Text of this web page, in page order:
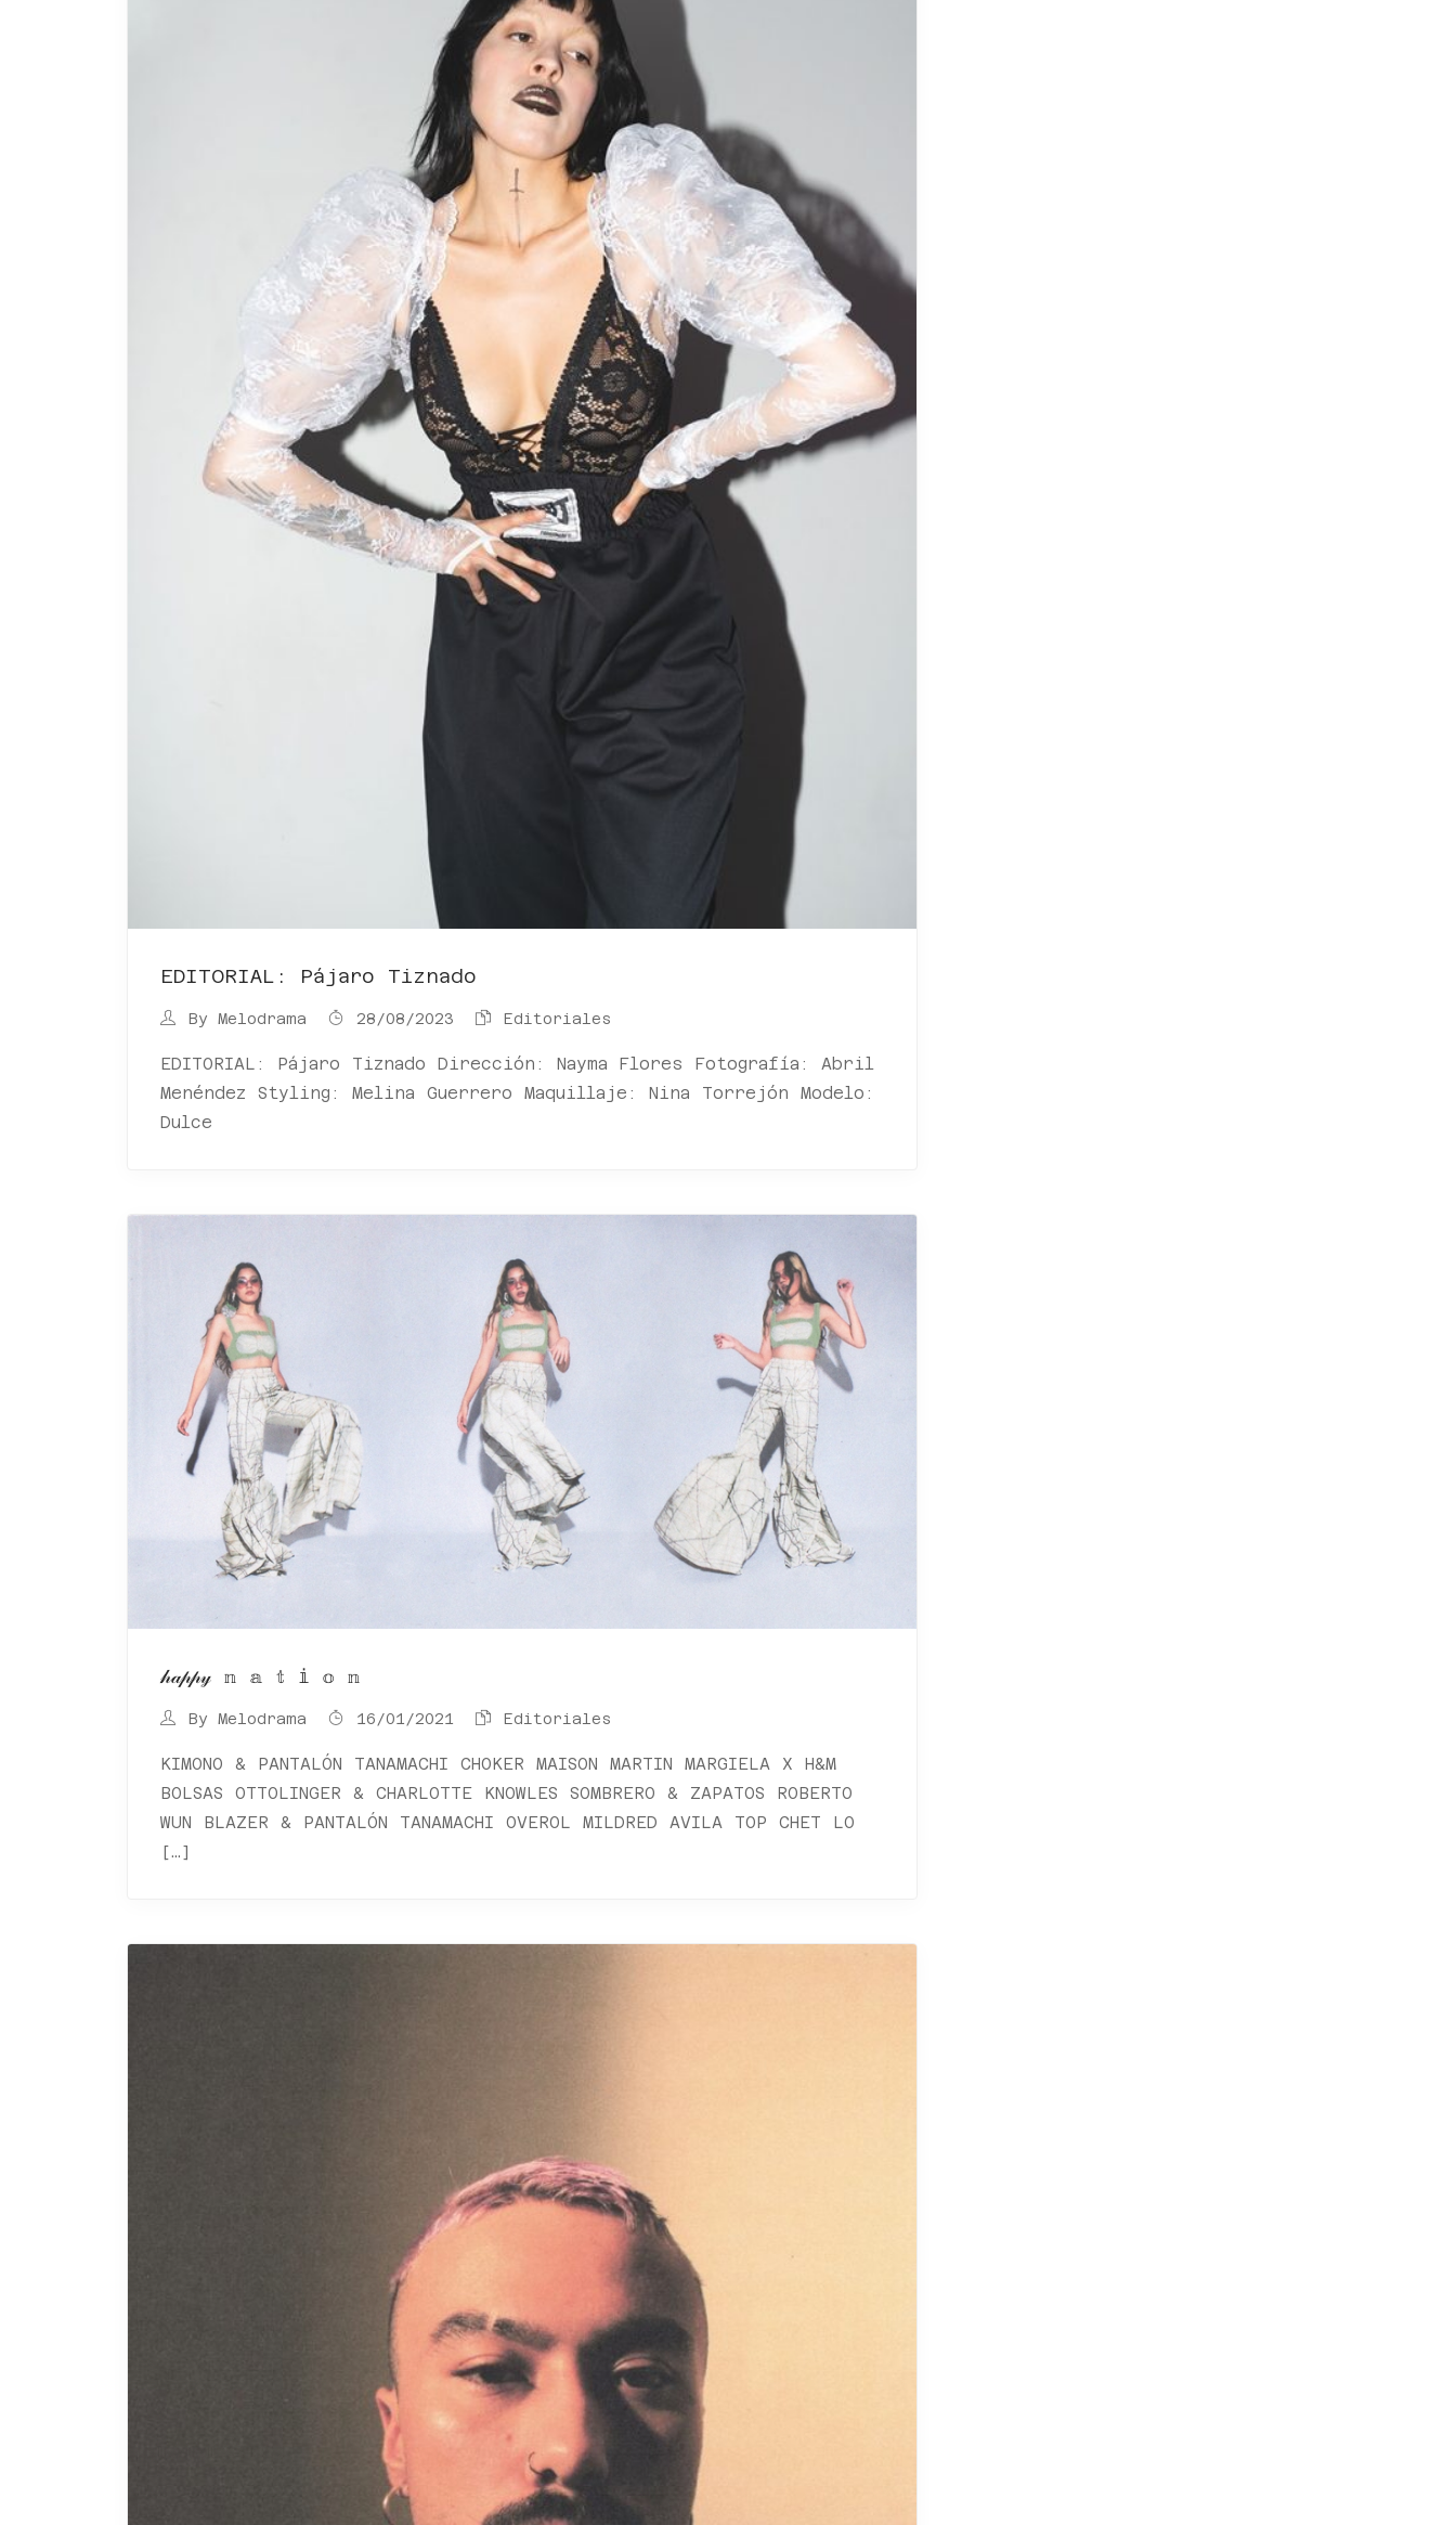
EDITORIAL: Pájaro Tiznado
By Melodrama 28/08/2023 Editoriales
EDITORIAL: Pájaro Tiznado Dirección: Nayma Flores Fotografía: Abril
Menéndez Styling: Melina Guerrero Maquillaje: Nina Torrejón Modelo:
Dulce
𝒽𝒶𝓅𝓅𝓎 𝕟 𝕒 𝕥 𝕚 𝕠 𝕟
By Melodrama 16/01/2021 Editoriales
KIMONO & PANTALÓN TANAMACHI CHOKER MAISON MARTIN MARGIELA X H&M
BOLSAS OTTOLINGER & CHARLOTTE KNOWLES SOMBRERO & ZAPATOS ROBERTO
WUN BLAZER & PANTALÓN TANAMACHI OVEROL MILDRED AVILA TOP CHET LO
[…]